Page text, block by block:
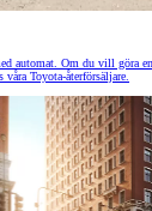
automat. Om du vill göra
Toyota-återförsäljare.